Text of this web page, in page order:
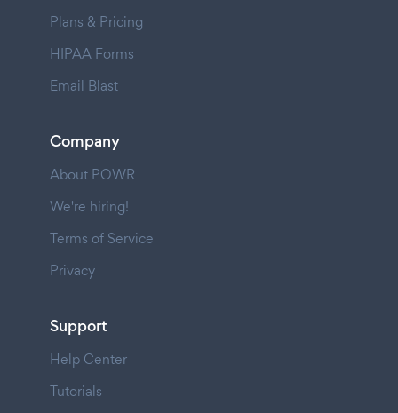
Plans & Pricing
HIPAA Forms
Email Blast
Company
About POWR
We're hiring!
Terms of Service
Privacy
Support
Help Center
Tutorials